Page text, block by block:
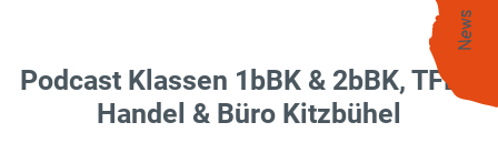
News
Podcast Klassen 1bBK & 2bBK, TFBS
Handel & Büro Kitzbühel